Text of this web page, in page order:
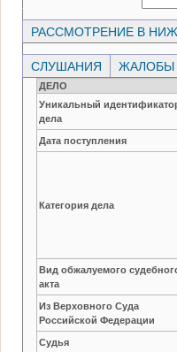
РАССМОТРЕНИЕ В
СЛУШАНИЯ ЖАЛОБЫ
ДЕЛО
Уникальный
дела
Дата поступления
Категория дела
Вид обжалуемого
акта
Из Верховного Суда
Российской Федерации
Судья